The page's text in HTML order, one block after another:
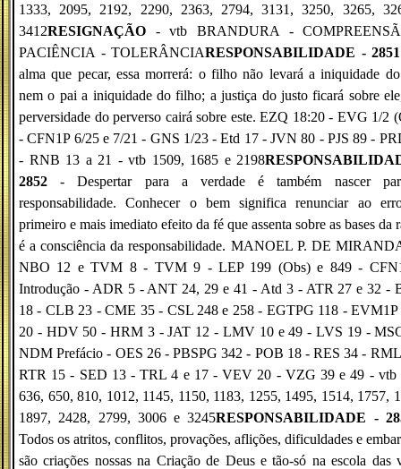
1333, 2095, 2192, 2290, 2363, 2794, 3131, 3250, 3265,
3412RESIGNAÇÃO - vtb BRANDURA -
PACIÊNCIA - TOLERÂNCIARESPONSABILIDADE - 2851
alma que pecar, essa morrerá: o filho não levará a iniquidade
nem o pai a iniquidade do filho; a justiça do justo ficará sobre
perversidade do perverso cairá sobre este. EZQ 18:20 - EVG 1/2
- CFN1P 6/25 e 7/21 - GNS 1/23 - Etd 17 - JVN 80 - PJS 89 -
- RNB 13 a 21 - vtb 1509, 1685 e 2198
2852 - Despertar para a verdade é também nascer
responsabilidade. Conhecer o bem significa renunciar ao
primeiro e mais imediato efeito da fé que assenta sobre as bases da
é a consciência da responsabilidade. MANOEL P. DE
NBO 12 e TVM 8 - TVM 9 - LEP 199 (Obs) e 849 -
Introdução - ADR 5 - ANT 24, 29 e 41 - Atd 3 - ATR 27 e 32 -
18 - CLB 23 - CME 35 - CSL 248 e 258 - EGTPG 118 - EVM1P
20 - HDV 50 - HRM 3 - JAT 12 - LMV 10 e 49 - LVS 19 -
NDM Prefácio - OES 26 - PBSPG 342 - POB 18 - RES 34 -
RTR 15 - SED 13 - TRL 4 e 17 - VEV 20 - VZG 39 e 49 - vtb
636, 650, 810, 1012, 1145, 1150, 1183, 1255, 1495, 1514, 1757,
1897, 2428, 2799, 3006 e 3245RESPONSABILIDADE -
Todos os atritos, conflitos, provações, aflições, dificuldades e
são criações nossas na Criação de Deus e tão-só na escola das